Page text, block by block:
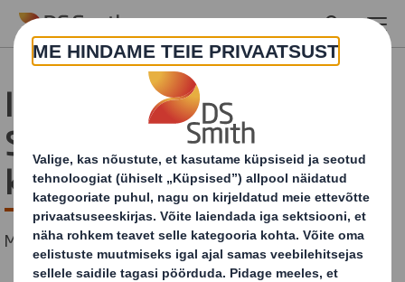
Skip to main content
International Paperi ja DS
Smithi ühine
kliendikeskus
Mida oodata